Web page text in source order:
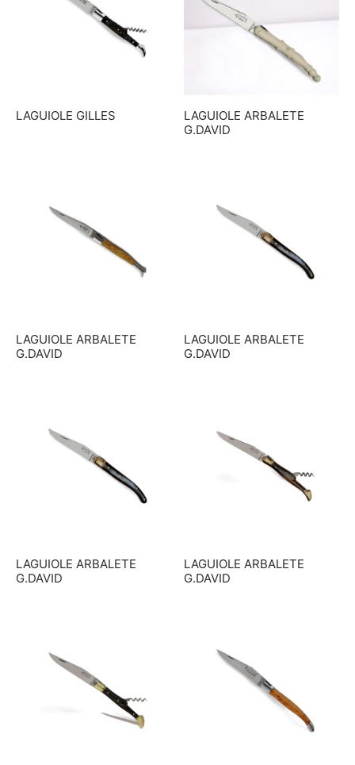
LAGUIOLE GILLES
LAGUIOLE ARBALETE
G.DAVID
LAGUIOLE ARBALETE
G.DAVID
LAGUIOLE ARBALETE
G.DAVID
LAGUIOLE ARBALETE
G.DAVID
LAGUIOLE ARBALETE
G.DAVID